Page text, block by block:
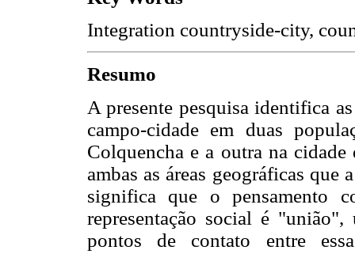
Integration countryside-city,
Resumo
A presente pesquisa identifica
campo-cidade em duas
Colquencha e a outra na
ambas as áreas geográficas que
significa que o pensamento
representação social é
pontos de contato entre